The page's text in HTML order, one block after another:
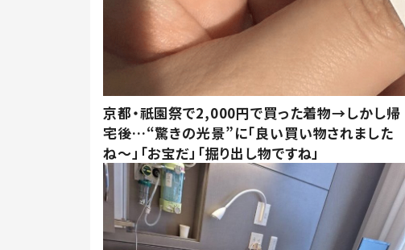
京都・祇園祭で2,000円で買った着物→しかし帰
宅後…“驚きの光景”に「良い買い物されました
ね～」「お宝だ」「掘り出し物ですね」